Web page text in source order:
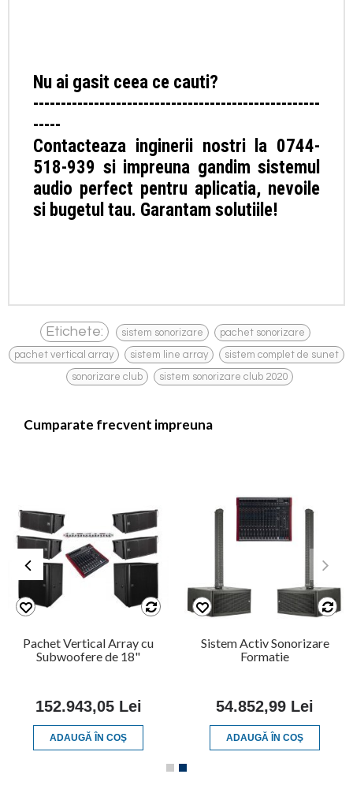
Nu ai gasit ceea ce cauti?
----------------------------------------------------
-----
Contacteaza inginerii nostri la 0744-
518-939 si impreuna gandim sistemul
audio perfect pentru aplicatia, nevoile
si bugetul tau. Garantam solutiile!
Etichete: sistem sonorizare pachet sonorizare
pachet vertical array sistem line array sistem complet de sunet
sonorizare club , sistem sonorizare club 2020
Cumparate frecvent impreuna
Pachet Vertical Array cu
Subwoofere de 18"
152.943,05 Lei
ADAUGĂ ÎN COŞ
Sistem Activ Sonorizare
Formatie
54.852,99 Lei
ADAUGĂ ÎN COŞ